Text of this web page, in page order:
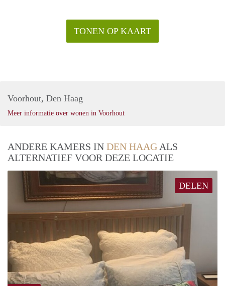
TONEN OP KAART
Voorhout, Den Haag
Meer informatie over wonen in Voorhout
ANDERE KAMERS IN DEN HAAG ALS
ALTERNATIEF VOOR DEZE LOCATIE
DELEN